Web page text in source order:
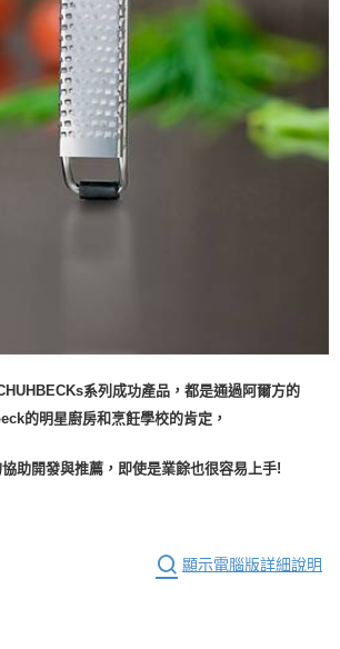
系列成功產品，都是通過阿爾方的
的明星廚房和烹飪學校的肯定，
助開發與推薦，即使是業餘也很容易上手!
顯示電腦版詳細說明